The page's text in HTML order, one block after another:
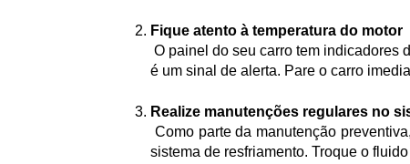
Fique atento à temperatura do motor
O painel do seu carro tem indicadores
é um sinal de alerta. Pare o carro
Realize manutenções regulares no
sistema de resfriamento. Troque o